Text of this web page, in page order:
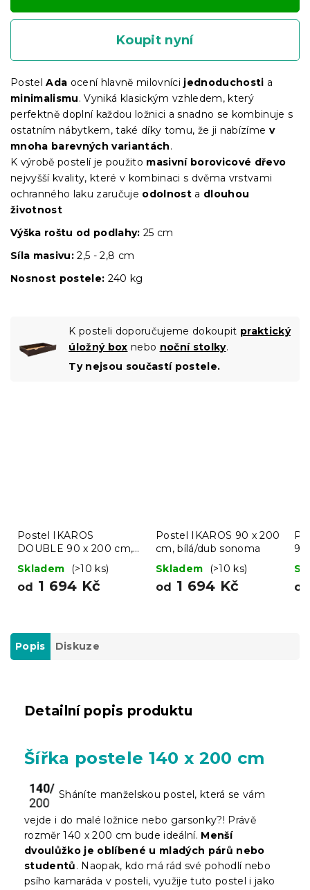
Koupit nyní
PostelAda ocení hlavně milovníci jednoduchosti a
minimalismu. Vyniká klasickým vzhledem, který
perfektně doplní každou ložnici a snadno se kombinuje s
ostatním nábytkem, také díky tomu, že ji nabízíme v
mnoha barevných variantách.
K výrobě postelí je použito masivní borovicové dřevo
nejvyšší kvality, které v kombinaci s dvěma vrstvami
ochranného laku zaručuje odolnost a dlouhou
životnost
Výška roštu od podlahy:25 cm
Síla masivu: 2,5 - 2,8 cm
Nosnost postele: 240 kg
K posteli doporučujeme dokoupit praktický
úložný box nebo noční stolky.
Ty nejsou součastí postele.
Postel IKAROS
DOUBLE 90 x 200 cm,
bílá/dub sonoma
Skladem (>10 ks)
od 1 694 Kč
Postel IKAROS 90 x 200
cm, bílá/dub sonoma
Skladem
(>10 ks)
od 1 694 Kč od
Popis Diskuze
Detailní popis produktu
Šířka postele 140 x 200 cm
Sháníte manželskou postel, která se vám
vejde i do malé ložnice nebo garsonky?! Právě
rozměr 140 x 200 cm bude ideální. Menší
dvoulůžko je oblíbené u mladých párů nebo
studentů. Naopak, kdo má rád své pohodlí nebo
psího kamaráda v posteli, využije tuto postel i jako